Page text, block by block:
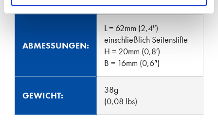
ABMESSUNGEN:
L = 62mm (2,4″)
einschließlich Seitenstifte
H = 20mm (0,8′)
B = 16mm (0,6″)
GEWICHT:
38g
(0,08 lbs)